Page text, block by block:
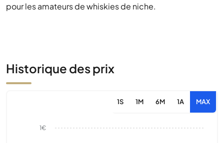
pour les amateurs de whiskies de niche.
Historique des prix
1S 1M 6M 1A MAX
1€